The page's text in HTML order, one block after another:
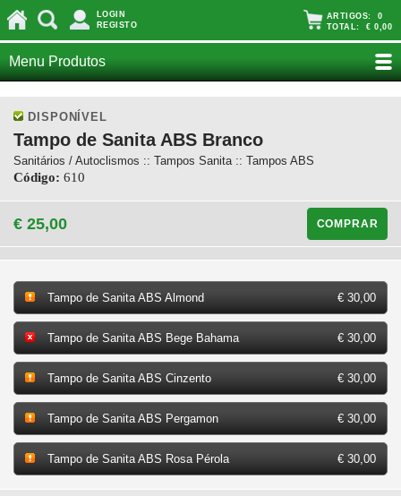
LOGIN
REGISTO
ARTIGOS: 0
TOTAL: € 0,00
Menu Produtos
DISPONÍVEL
Tampo de Sanita ABS Branco
Sanitários / Autoclismos :: Tampos Sanita :: Tampos ABS
Código: 610
€ 25,00 COMPRAR
Tampo de Sanita ABS Almond € 30,00
Tampo de Sanita ABS Bege Bahama € 30,00
Tampo de Sanita ABS Cinzento € 30,00
Tampo de Sanita ABS Pergamon € 30,00
Tampo de Sanita ABS Rosa Pérola € 30,00